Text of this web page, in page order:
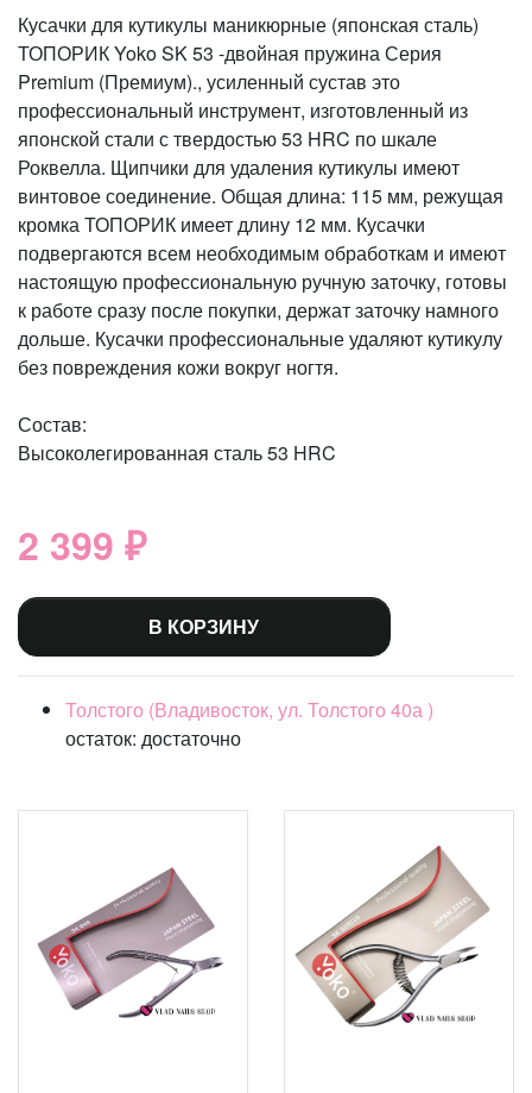
Кусачки для кутикулы маникюрные (японская сталь)
ТОПОРИК Yoko SK 53 -двойная пружина Серия
Premium (Премиум)., усиленный сустав это
профессиональный инструмент, изготовленный из
японской стали с твердостью 53 HRC по шкале
Роквелла. Щипчики для удаления кутикулы имеют
винтовое соединение. Общая длина: 115 мм, режущая
кромка ТОПОРИК имеет длину 12 мм. Кусачки
подвергаются всем необходимым обработкам и имеют
настоящую профессиональную ручную заточку, готовы
к работе сразу после покупки, держат заточку намного
дольше. Кусачки профессиональные удаляют кутикулу
без повреждения кожи вокруг ногтя.
Состав:
Высоколегированная сталь 53 HRC
2 399 ₽
В КОРЗИНУ
Толстого (Владивосток, ул. Толстого 40а )
остаток: достаточно